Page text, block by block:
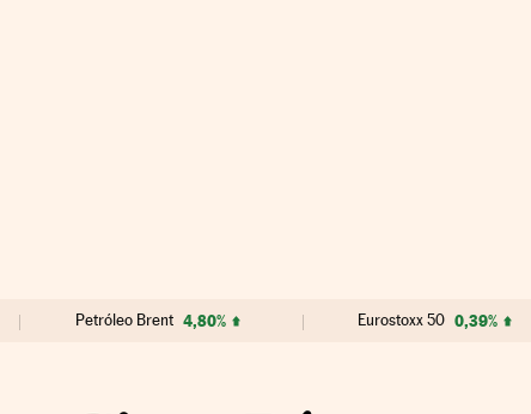
Petróleo Brent 4,80% Eurostoxx 50 0,39%